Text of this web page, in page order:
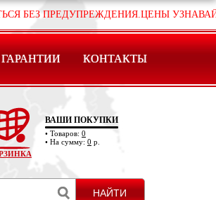
УЗНАВАЙТЕ ПО
ГАРАНТИИ КОНТАКТЫ
ВАШИ ПОКУПКИ
• Товаров: 0
• На сумму: 0 р.